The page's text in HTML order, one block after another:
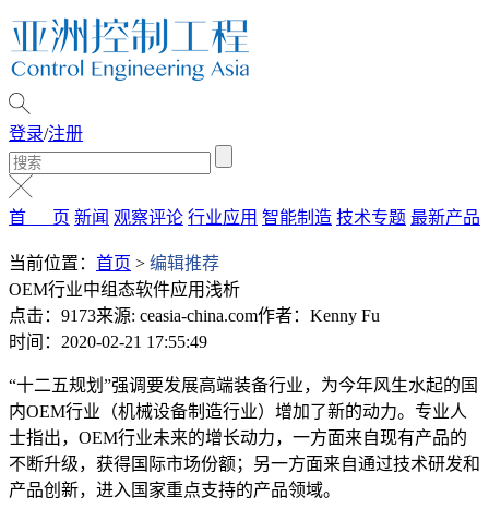
登录/注册
首 页 新闻 观察评论 行业应用 智能制造 技术专题 最新产品
当前位置： 首页 > 编辑推荐
OEM行业中组态软件应用浅析
点击：9173来源: ceasia-china.com作者：Kenny Fu
时间：2020-02-21 17:55:49
“十二五规划”强调要发展高端装备行业，为今年风生水起的国
内OEM行业（机械设备制造行业）增加了新的动力。专业人
士指出，OEM行业未来的增长动力，一方面来自现有产品的
不断升级，获得国际市场份额；另一方面来自通过技术研发和
产品创新，进入国家重点支持的产品领域。